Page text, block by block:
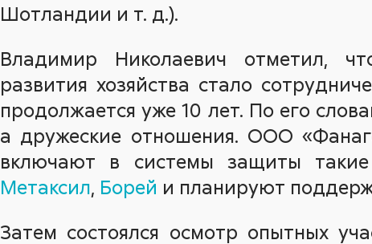
Шотландии и т. д.).
Владимир Николаевич отметил,
развития хозяйства стало
продолжается уже 10 лет. По его
а дружеские отношения. ООО
включают в системы защиты такие
Метаксил Борей и планируют
Затем состоялся осмотр опытных